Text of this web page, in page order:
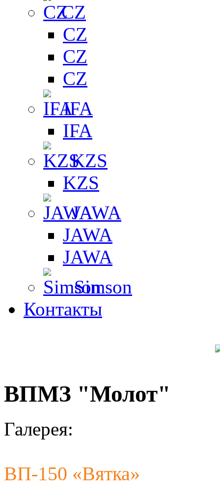
CZ
CZ
CZ
CZ
IFA
IFA
KZS
KZS
JAWA
JAWA
JAWA
Simson
Контакты
ВПМЗ "Молот"
Галерея:
ВП-150 «Вятка»